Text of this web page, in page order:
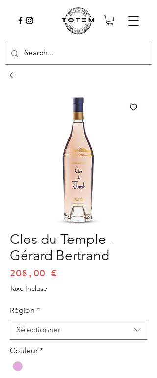
Clos du Temple -
Gérard Bertrand
208,00 €
Taxe Incluse
Région *
Sélectionner
Couleur *